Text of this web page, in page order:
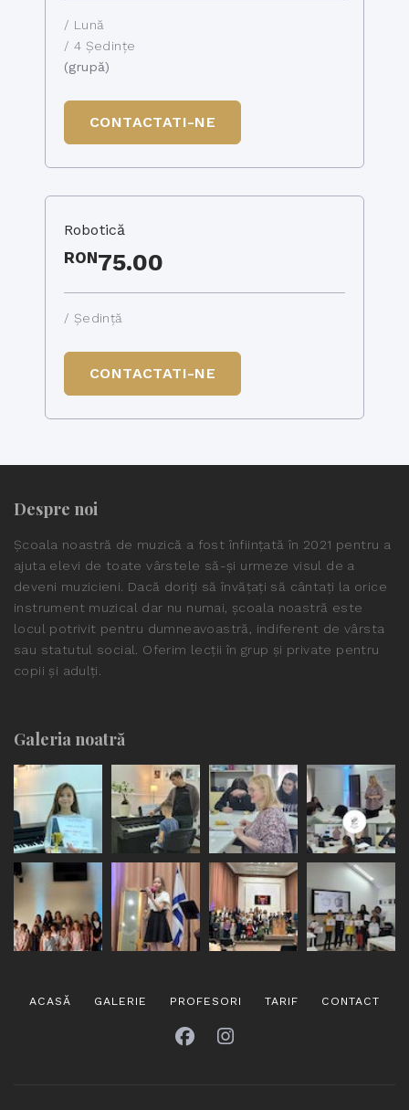
/ Lună
/ 4 Ședințe
(grupă)
CONTACTATI-NE
Robotică
RON75.00
/ Ședință
CONTACTATI-NE
Despre noi
Școala noastră de muzică a fost înființată în 2021 pentru a
ajuta elevi de toate vârstele să-și urmeze visul de a
deveni muzicieni. Dacă doriți să învățați să cântați la orice
instrument muzical dar nu numai, școala noastră este
locul potrivit pentru dumneavoastră, indiferent de vârsta
sau statutul social. Oferim lecții în grup și private pentru
copii și adulți.
Galeria noatră
ACASĂ GALERIE PROFESORI TARIF CONTACT